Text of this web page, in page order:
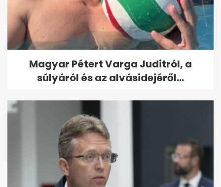
Magyar Pétert Varga Juditról, a
súlyáról és az alvásidejéről...